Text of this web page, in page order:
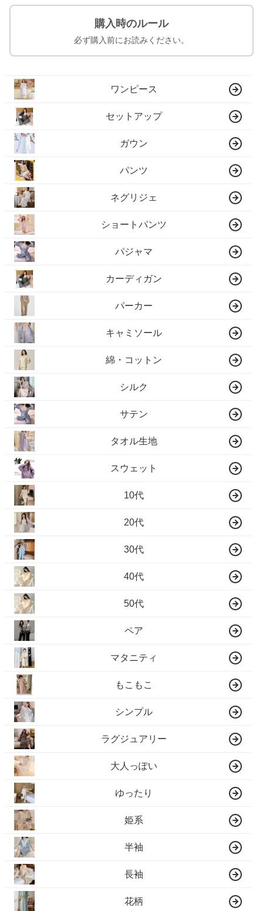
購入時のルール
必ず購入前にお読みください。
ワンピース
セットアップ
ガウン
パンツ
ネグリジェ
ショートパンツ
パジャマ
カーディガン
パーカー
キャミソール
綿・コットン
シルク
サテン
タオル生地
スウェット
10代
20代
30代
40代
50代
ペア
マタニティ
もこもこ
シンプル
ラグジュアリー
大人っぽい
ゆったり
姫系
半袖
長袖
花柄